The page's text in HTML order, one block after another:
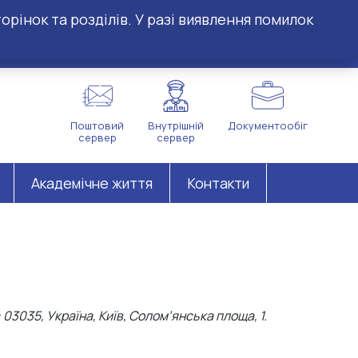
та розділів. У разі виявлення помилок
Поштовий
сервер
Внутрішній
сервер
Документообіг
Академічне життя Контакти
Україна, Київ, Солом’янська площа, 1.